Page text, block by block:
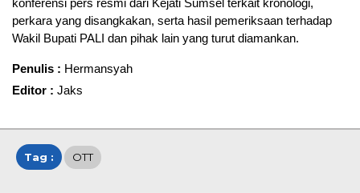
konferensi pers resmi dari Kejati Sumsel terkait kronologi,
perkara yang disangkakan, serta hasil pemeriksaan terhadap
Wakil Bupati PALI dan pihak lain yang turut diamankan.
Penulis : Hermansyah
Editor : Jaks
Tag : OTT